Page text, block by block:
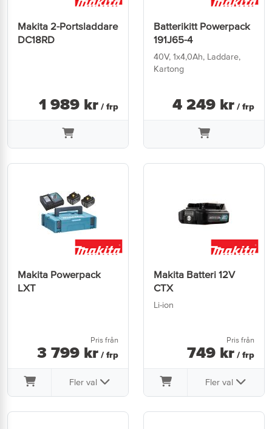
Makita 2-Portsladdare
DC18RD
1 989 kr / frp
Batterikitt Powerpack
191J65-4
40V, 1x4,0Ah, Laddare,
Kartong
4 249 kr / frp
Makita Powerpack
LXT
Pris från
3 799 kr / frp
Fler val
Makita Batteri 12V
CTX
Li-ion
Pris från
749 kr / frp
Fler val